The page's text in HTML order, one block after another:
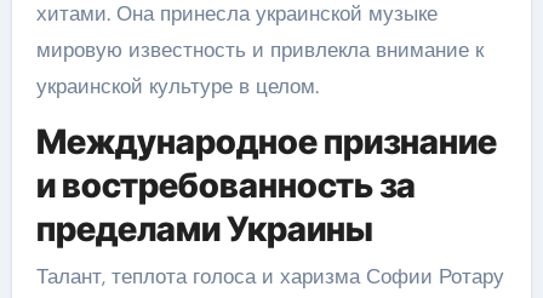
хитами. Она принесла украинской музыке
мировую известность и привлекла внимание к
украинской культуре в целом.
Международное признание
и востребованность за
пределами Украины
Талант, теплота голоса и харизма Софии Ротару